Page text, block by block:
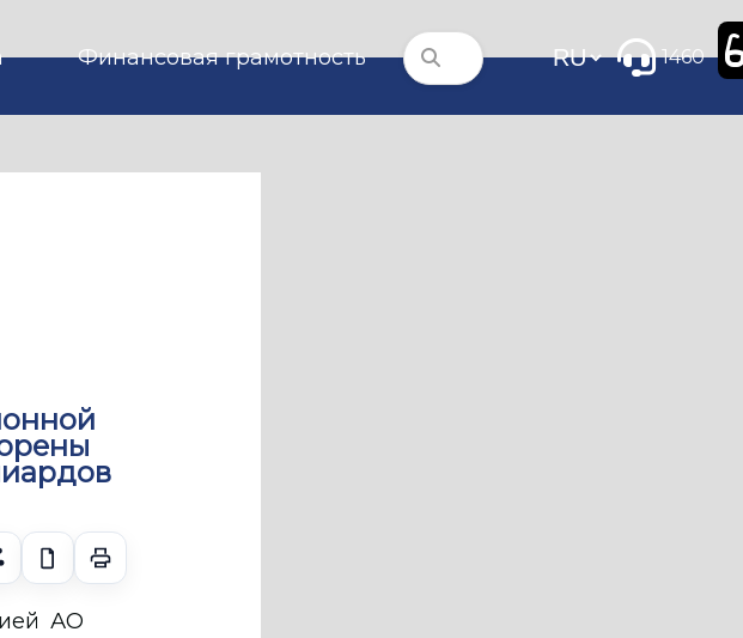
Финансовая грамотность 1460
АО